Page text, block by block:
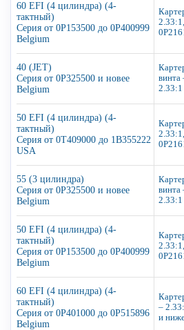
60 EFI (4 цилиндра) (4-
тактный)
Серия от 0P153500 до 0P400999
Belgium
40 (JET)
Серия от 0P325500 и новее
Belgium
винта
2.33:1
50 EFI (4 цилиндра) (4-
тактный)
Серия от 0T409000 до 1B355222
USA
55 (3 цилиндра)
Серия от 0P325500 и новее
Belgium
винта
2.33:1
50 EFI (4 цилиндра) (4-
тактный)
Серия от 0P153500 до 0P400999
Belgium
60 EFI (4 цилиндра) (4-
тактный)
Серия от 0P401000 до 0P515896
Belgium
–
и